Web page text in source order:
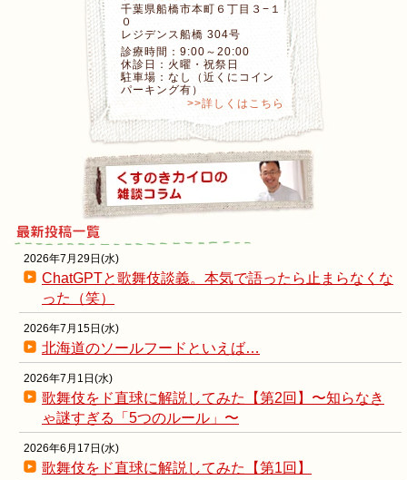
千葉県船橋市本町６丁目３−１
０
レジデンス船橋 304号
診療時間：9:00～20:00
休診日：火曜・祝祭日
駐車場：なし（近くにコイン
パーキング有）
>>詳しくはこちら
2026年7月29日(水)
ChatGPTと歌舞伎談義。本気で語ったら止まらなくな
った（笑）
2026年7月15日(水)
北海道のソールフードといえば…
2026年7月1日(水)
歌舞伎をド直球に解説してみた【第2回】〜知らなき
ゃ謎すぎる「5つのルール」〜
2026年6月17日(水)
歌舞伎をド直球に解説してみた【第1回】